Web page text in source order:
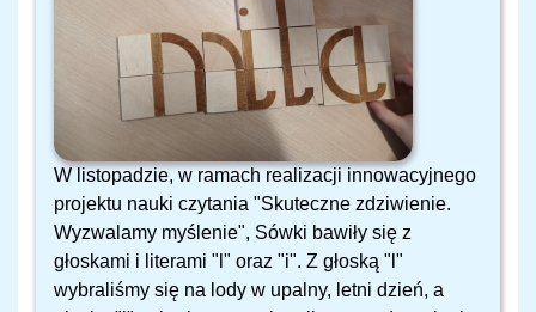
W listopadzie, w ramach realizacji innowacyjnego
projektu nauki czytania "Skuteczne zdziwienie.
Wyzwalamy myślenie", Sówki bawiły się z
głoskami i literami "l" oraz "i". Z głoską "l"
wybraliśmy się na lody w upalny, letni dzień, a